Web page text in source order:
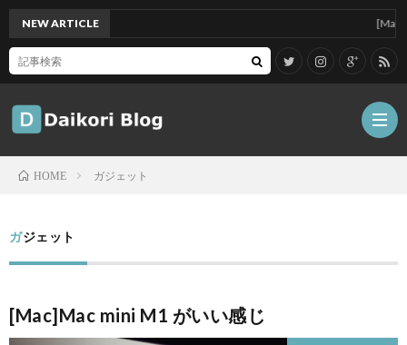
記
Tips
NEW ARTICLE [Mac]Mac
HOME ガジェット
ガジェット
[Mac]Mac mini M1 がいい感じ